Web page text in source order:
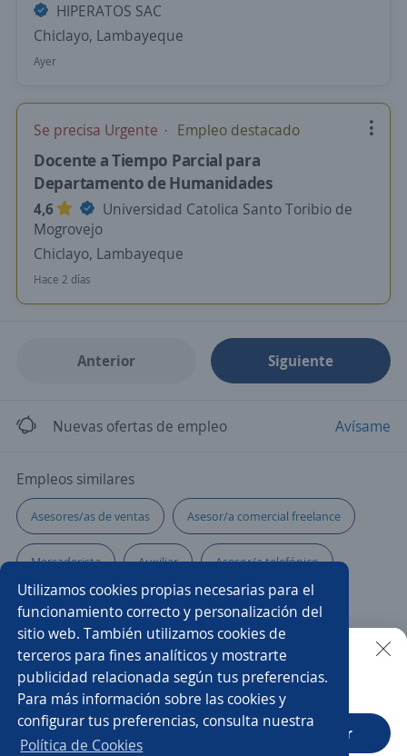
HIPERATOS SAC
Chiclayo, Lambayeque
Ayer
Se precisa Urgente Empleo destacado
Docente a Tiempo Parcial para
Departamento de Humanidades
4,6
Universidad Catolica Santo Toribio de
Mogrovejo
Chiclayo, Lambayeque
Hace 2 días
Anterior Siguiente
Nuevas ofertas de empleo Avísame
Empleos similares
Asesores/as de ventas Asesor/a comercial freelance
Mercaderista Auxiliar Asesor/a telefónico
Representante de servicio al cliente
Auxiliar mercadotecnia Asesor/a de ventas
Reponedor/a Profesor/a
Especialistas en ventas y atención al cliente Impulsadora
Buscar es más fácil en la app
CT App Abrir
Utilizamos cookies propias necesarias para el
funcionamiento correcto y personalización del
sitio web. También utilizamos cookies de
terceros para fines analíticos y mostrarte
publicidad relacionada según tus preferencias.
Para más información sobre las cookies y
configurar tus preferencias, consulta nuestra
Política de Cookies